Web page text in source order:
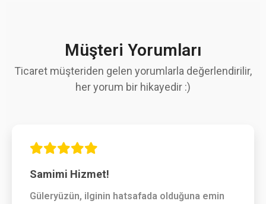
Müşteri Yorumları
Ticaret müşteriden gelen yorumlarla değerlendirilir,
her yorum bir hikayedir :)
Samimi Hizmet!
Güleryüzün, ilginin hatsafada olduğuna emin